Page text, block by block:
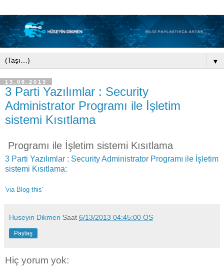
▼
13.06.2013
3 Parti Yazılımlar : Security
Administrator Programı ile İşletim
sistemi Kısıtlama
Programı ile İşletim sistemi Kısıtlama
3 Parti Yazılımlar : Security Administrator Programı ile İşletim
sistemi Kısıtlama:
'via Blog this'
Huseyin Dikmen Saat 6/13/2013 04:45:00 ÖS
Paylaş
Hiç yorum yok: